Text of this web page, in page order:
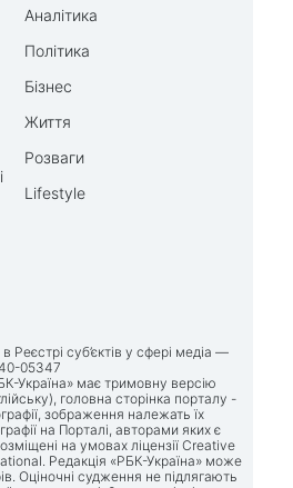
Аналітика
Політика
Бізнес
Життя
Розваги
Lifestyle
Реєстрі суб’єктів у сфері медіа —
05347
Україна» має тримовну версію
головна сторінка порталу -
зображення належать їх
на Порталі, авторами яких є
на умовах ліцензії Creative
Редакція «РБК-Україна» може
Оціночні судження не підлягають